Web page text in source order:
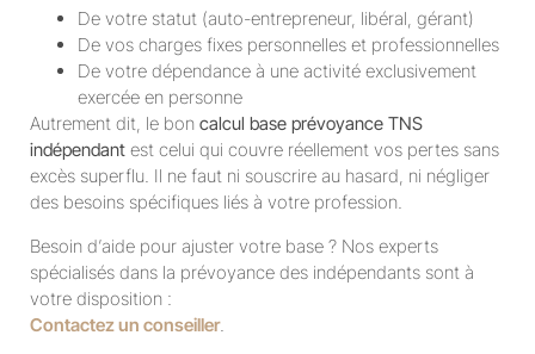
De votre statut (auto-entrepreneur, libéral, gérant)
De vos charges fixes personnelles et professionnelles
De votre dépendance à une activité exclusivement
exercée en personne
Autrement dit, le bon calcul base prévoyance TNS
indépendant est celui qui couvre réellement vos pertes sans
excès superflu. Il ne faut ni souscrire au hasard, ni négliger
des besoins spécifiques liés à votre profession.
Besoin d’aide pour ajuster votre base ? Nos experts
spécialisés dans la prévoyance des indépendants sont à
votre disposition :
Contactez un conseiller.